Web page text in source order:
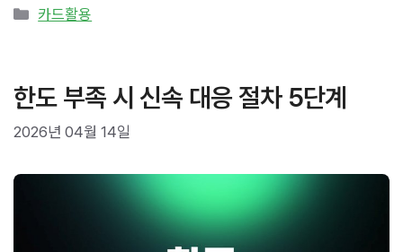
카
카드활용
한도 부족 시 신속 대응 절차 5단계
2026년 04월 14일